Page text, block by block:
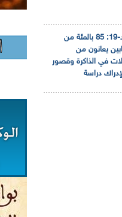
كوفيد-19: 85 بالمئة من
يعانون من
في الذاكرة وقصور
دراسة